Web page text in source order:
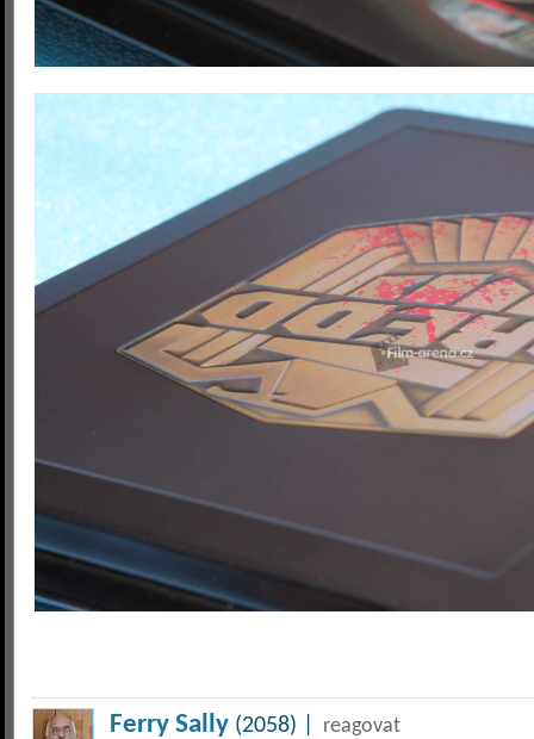
Ferry Sally (2058) |
reagovat